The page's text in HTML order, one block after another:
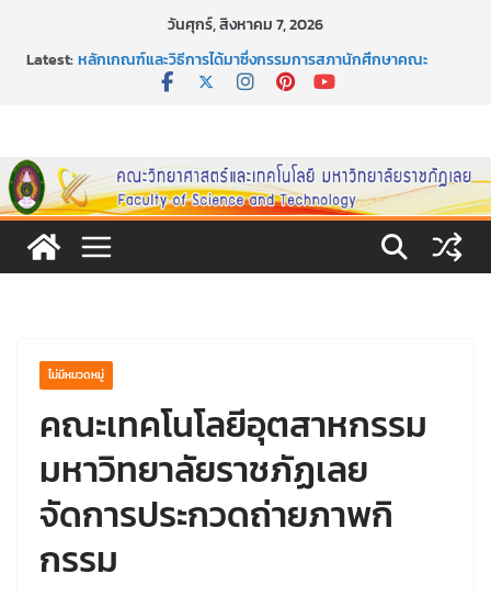
วันศุกร์, สิงหาคม 7, 2026
Latest:หลักเกณฑ์และวิธีการได้มาซึ่งกรรมการสภานักศึกษาคณะ
วิทยาศาสตร์และเทคโนโลยี ภาคปกติ ประจำปีการศึกษา 2569
เหล้า” ประจำปี พ.ศ. 2569
ประกาศสัปดาห์วิทยาศาสตร์แห่งชาติ ประจำปี 2569
กิจกรรมการให้บริการคำปรึกษาและการมีส่วนร่วมในการดำเนิน
งานของคณะวิทยาศาสตร์และเทคโนโลยี
ไม่มีหมวดหมู่
คณะเทคโนโลยีอุตสาหกรรม
มหาวิทยาลัยราชภัฏเลย
จัดการประกวดถ่ายภาพกิ
กรรม